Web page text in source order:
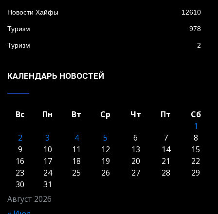
Новости Хайфы 12610
Туризм 978
Туризм 2
КАЛЕНДАРЬ НОВОСТЕЙ
Август 2026
Вс Пн Вт Ср Чт Пт
Сб
1
2
3 4 5 6 7
8
9
10 11 12 13 14
15
16
17 18 19 20 21
22
23
24 25 26 27 28
29
30
31